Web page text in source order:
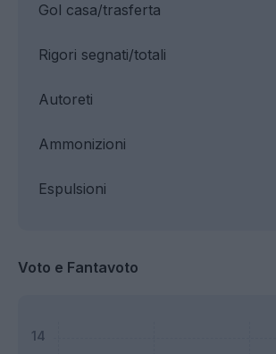
Gol casa/trasferta
Ammonizioni
Rigori segnati/totali
Espulsioni
Autoreti
Voto e Fantavoto